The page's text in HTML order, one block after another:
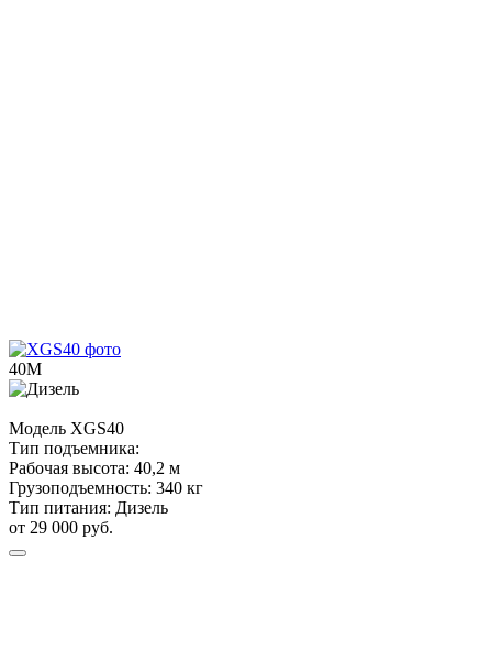
40М
Модель XGS40
Тип подъемника:
Рабочая высота: 40,2 м
Грузоподъемность: 340 кг
Тип питания: Дизель
от 29 000 руб.